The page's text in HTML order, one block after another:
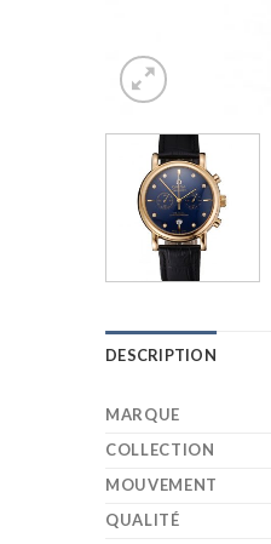
DESCRIPTION
MARQUE
COLLECTION
MOUVEMENT
QUALITÉ